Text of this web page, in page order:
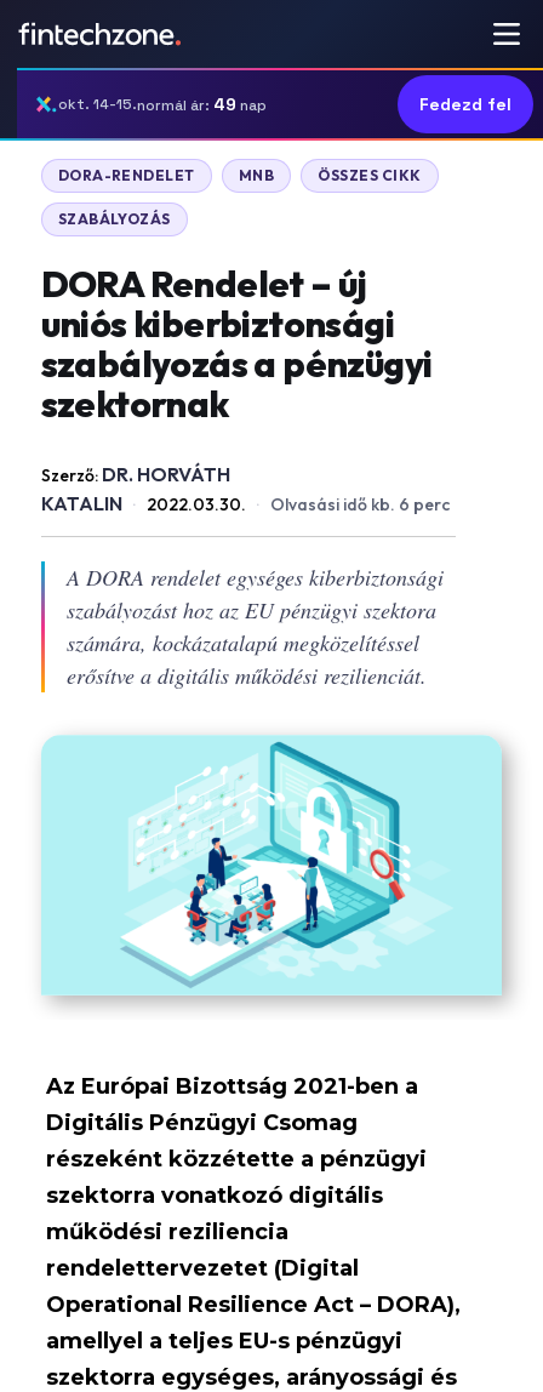
okt. 14-15.normál ár: 49 nap Fedezd fel
DORA-RENDELET MNB ÖSSZES CIKK
SZABÁLYOZÁS
DORA Rendelet – új
uniós kiberbiztonsági
szabályozás a pénzügyi
szektornak
Szerző: DR. HORVÁTH
KATALIN · 2022.03.30. · Olvasási idő kb. 6 perc
A DORA rendelet egységes kiberbiztonsági
szabályozást hoz az EU pénzügyi szektora
számára, kockázatalapú megközelítéssel
erősítve a digitális működési rezilienciát.
Az Európai Bizottság 2021-ben a
Digitális Pénzügyi Csomag
részeként közzétette a pénzügyi
szektorra vonatkozó digitális
működési reziliencia
rendelettervezetet (Digital
Operational Resilience Act – DORA),
amellyel a teljes EU-s pénzügyi
szektorra egységes, arányossági és